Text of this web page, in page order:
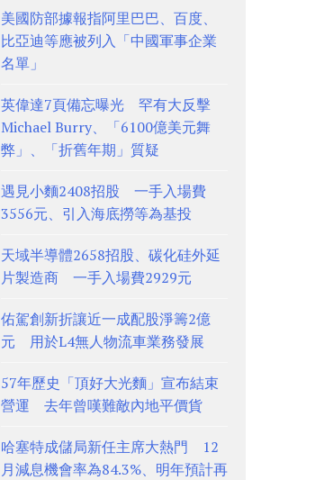
美國防部據報指阿里巴巴、百度、
比亞迪等應被列入「中國軍事企業
名單」
英偉達7頁備忘曝光 罕有大反擊
Michael Burry、「6100億美元舞
弊」、「折舊年期」質疑
遇見小麵2408招股 一手入場費
3556元、引入海底撈等為基投
天域半導體2658招股、碳化硅外延
片製造商 一手入場費2929元
佑駕創新折讓近一成配股淨籌2億
元 用於L4無人物流車業務發展
57年歷史「頂好大光麵」宣布結束
營運 去年曾嘆難敵內地平價貨
哈塞特成儲局新任主席大熱門 12
月減息機會率為84.3%、明年預計再